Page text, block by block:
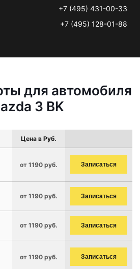
+7 (495) 431-00-33
+7 (495) 128-01-88
для автомобиля
3 BK
Цена в Руб.
от 1190 руб. Записаться
от 1190 руб. Записаться
от 1190 руб. Записаться
от 1190 руб. Записаться